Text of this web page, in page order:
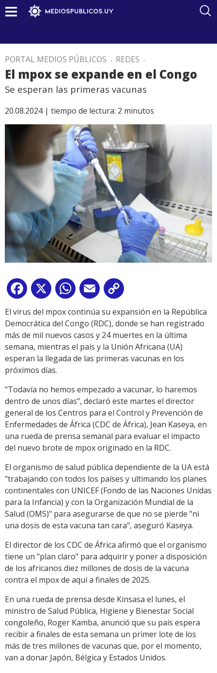
PORTAL MEDIOS PÚBLICOS . REDES .
El mpox se expande en el Congo
Se esperan las primeras vacunas
20.08.2024 | tiempo de lectura: 2 minutos
Facebook
X WhatsApp
Email
Link
El virus del mpox continúa su expansión en la República
Democrática del Congo (RDC), donde se han registrado
más de mil nuevos casos y 24 muertes en la última
semana, mientras el país y la Unión Africana (UA)
esperan la llegada de las primeras vacunas en los
próximos días.
"Todavía no hemos empezado a vacunar, lo haremos
dentro de unos días", declaró este martes el director
general de los Centros para el Control y Prevención de
Enfermedades de África (CDC de África), Jean Kaseya, en
una rueda de prensa semanal para evaluar el impacto
del nuevo brote de mpox originado en la RDC.
El organismo de salud pública dependiente de la UA está
"trabajando con todos los países y ultimando los planes
continentales con UNICEF (Fondo de las Naciones Unidas
para la Infancia) y con la Organización Mundial de la
Salud (OMS)" para asegurarse de que no se pierde "ni
una dosis de esta vacuna tan cara", aseguró Kaseya.
El director de los CDC de África afirmó que el organismo
tiene un "plan claro" para adquirir y poner a disposición
de los africanos diez millones de dosis de la vacuna
contra el mpox de aquí a finales de 2025.
En una rueda de prensa desde Kinsasa el lunes, el
ministro de Salud Pública, Higiene y Bienestar Social
congoleño, Roger Kamba, anunció que su país espera
recibir a finales de esta semana un primer lote de los
más de tres millones de vacunas que, por el momento,
van a donar Japón, Bélgica y Estados Unidos.